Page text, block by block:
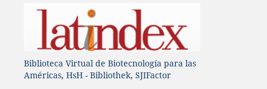
Biblioteca Virtual de Biotecnología para las
Américas, HsH - Bibliothek, SJIFactor